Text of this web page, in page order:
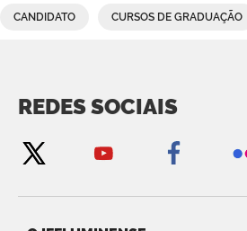
CANDIDATO CURSOS DE GRADUAÇÃO
REDES SOCIAIS